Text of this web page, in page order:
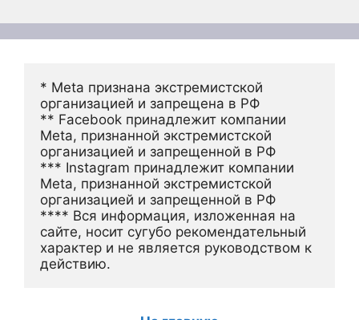
* Meta признана экстремистской
организацией и запрещена в РФ
** Facebook принадлежит компании
Meta, признанной экстремистской
организацией и запрещенной в РФ
*** Instagram принадлежит компании
Meta, признанной экстремистской
организацией и запрещенной в РФ
**** Вся информация, изложенная на
сайте, носит сугубо рекомендательный
характер и не является руководством к
действию.